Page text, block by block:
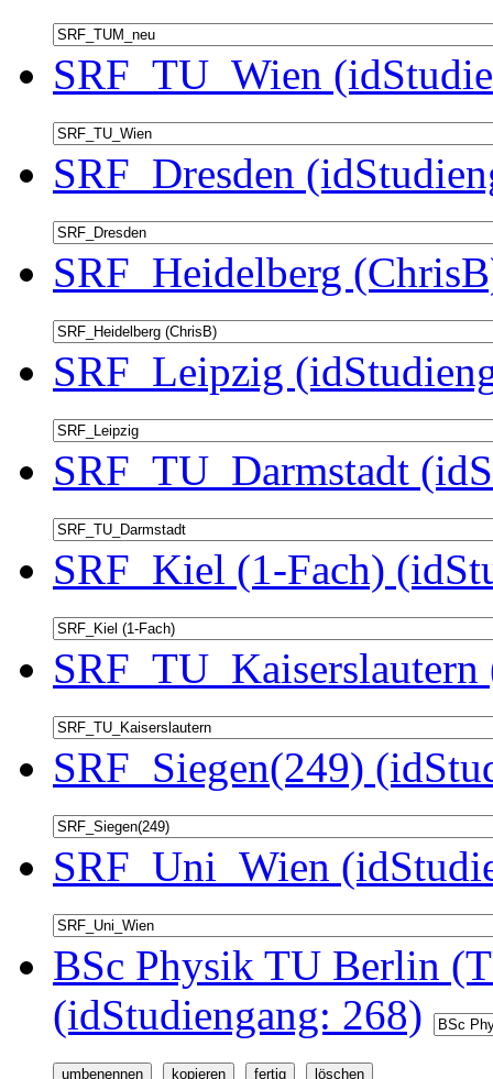
SRF_TU_Wien
SRF_Dresden
SRF_Heidelberg
SRF_Leipzig
SRF_TU_Darmstadt
SRF_Kiel (1-Fach)
SRF_Siegen(249)
SRF_Uni_Wien
BSc Physik TU Berlin
(idStudiengang: 268)